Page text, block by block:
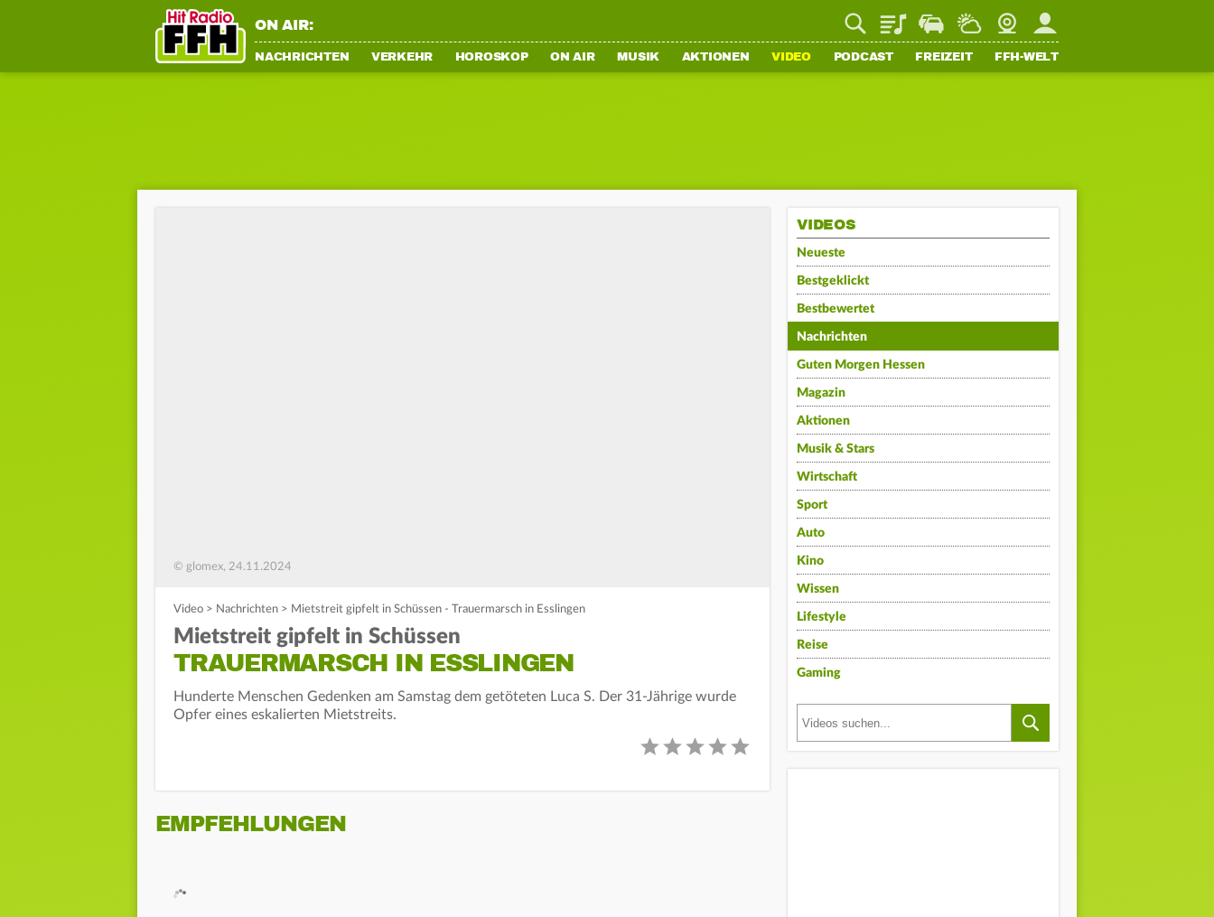
ON AIR: PlaylistStaupilotWetterWebcamMein FFH
NACHRICHTEN VERKEHR HOROSKOP ON AIR MUSIK AKTIONEN VIDEO PODCAST FREIZEIT FFH-WELT
© glomex, 24.11.2024
Video > Nachrichten > Mietstreit gipfelt in Schüssen - Trauermarsch in Esslingen
Mietstreit gipfelt in Schüssen
TRAUERMARSCH IN ESSLINGEN
Hunderte Menschen Gedenken am Samstag dem getöteten Luca S. Der 31-Jährige wurde
Opfer eines eskalierten Mietstreits.
EMPFEHLUNGEN
VIDEOS
Neueste
Bestgeklickt
Bestbewertet
Nachrichten
Guten Morgen Hessen
Magazin
Aktionen
Musik & Stars
Wirtschaft
Sport
Auto
Kino
Wissen
Lifestyle
Reise
Gaming